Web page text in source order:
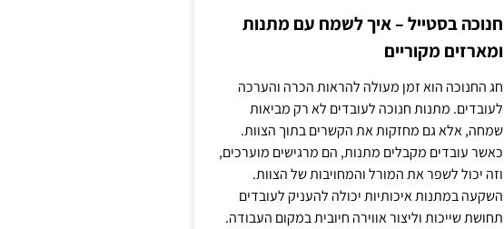
חנוכה בסטייל – איך לשמח עם מתנות
ומארזים מקוריים
חג החנוכה הוא זמן מעולה להראות הכרה והערכה
לעובדים. מתנות חנוכה לעובדים לא רק מביאות
שמחה, אלא גם מחזקות את הקשרים בתוך הצוות.
כאשר עובדים מקבלים מתנות, הם מרגישים מוערכים,
וזה יכול לשפר את המורל והמחויבות של הצוות.
השקעה במתנות איכותיות יכולה להעניק לעובדים
תחושת שייכות וליצור אווירה חיובית במקום העבודה.